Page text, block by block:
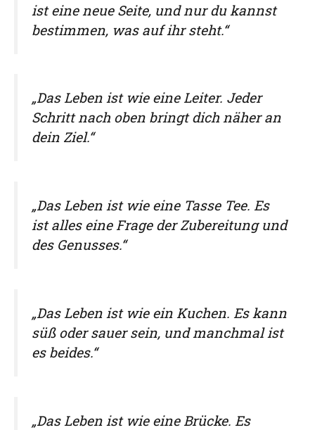
ist eine neue Seite, und nur du kannst
bestimmen, was auf ihr steht.“
„Das Leben ist wie eine Leiter. Jeder
Schritt nach oben bringt dich näher an
dein Ziel.“
„Das Leben ist wie eine Tasse Tee. Es
ist alles eine Frage der Zubereitung und
des Genusses.“
„Das Leben ist wie ein Kuchen. Es kann
süß oder sauer sein, und manchmal ist
es beides.“
„Das Leben ist wie eine Brücke. Es